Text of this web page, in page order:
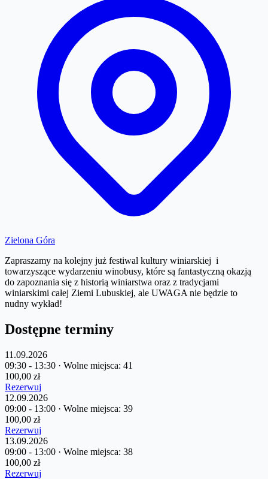
Zielona Góra
Zapraszamy na kolejny już festiwal kultury winiarskiej i
towarzyszące wydarzeniu winobusy, które są fantastyczną okazją
do zapoznania się z historią winiarstwa oraz z tradycjami
winiarskimi całej Ziemi Lubuskiej, ale UWAGA nie będzie to
nudny wykład!
Dostępne terminy
11.09.2026
09:30 - 13:30 · Wolne miejsca: 41
100,00 zł
Rezerwuj
12.09.2026
09:00 - 13:00 · Wolne miejsca: 39
100,00 zł
Rezerwuj
13.09.2026
09:00 - 13:00 · Wolne miejsca: 38
100,00 zł
Rezerwuj